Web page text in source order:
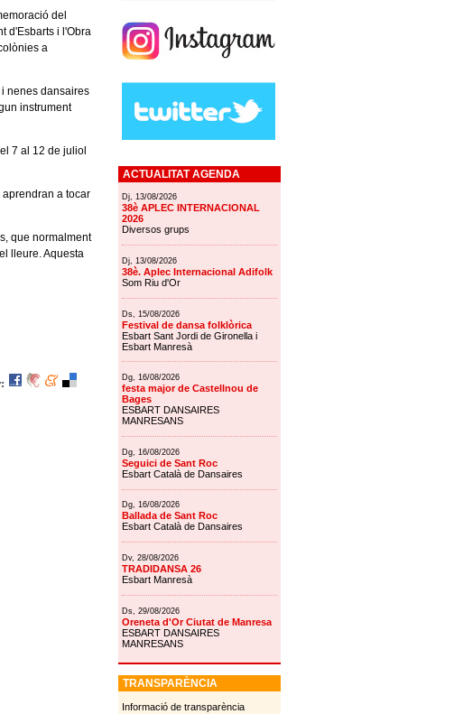
del
d'Esbarts i l'Obra
a
nenes dansaires
instrument
7 al 12 de juliol
a tocar
que normalment
lleure. Aquesta
ACTUALITAT AGENDA
Dj, 13/08/2026
38è APLEC INTERNACIONAL
2026
Diversos grups
Dj, 13/08/2026
38è. Aplec Internacional Adifolk
Som Riu d'Or
Ds, 15/08/2026
Festival de dansa folklòrica
Esbart Sant Jordi de Gironella i
Esbart Manresà
Dg, 16/08/2026
festa major de Castellnou de
Bages
ESBART DANSAIRES
MANRESANS
Dg, 16/08/2026
Seguici de Sant Roc
Esbart Català de Dansaires
Dg, 16/08/2026
Ballada de Sant Roc
Esbart Català de Dansaires
Dv, 28/08/2026
TRADIDANSA 26
Esbart Manresà
Ds, 29/08/2026
Oreneta d'Or Ciutat de Manresa
ESBART DANSAIRES
MANRESANS
TRANSPARÈNCIA
Informació de transparència